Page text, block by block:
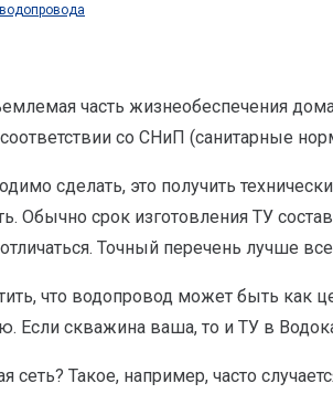
часть жизнеобеспечения
соответствии со СНиП (санитарные
сделать, это получить
Обычно срок изготовления ТУ
Точный перечень лучше
что водопровод может быть как
Если скважина ваша, то и ТУ в
сеть? Такое, например, часто